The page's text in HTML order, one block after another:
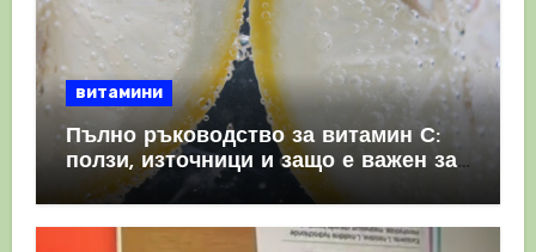
витамини
Пълно ръководство за витамин С:
ползи, източници и защо е важен за
имунната система